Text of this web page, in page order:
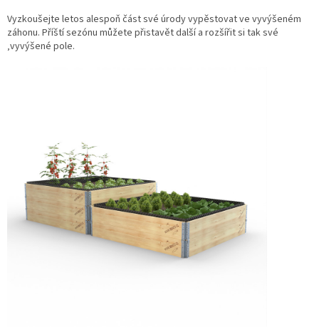
Vyzkoušejte letos alespoň část své úrody vypěstovat ve vyvýšeném
záhonu. Příští sezónu můžete přistavět další a rozšířit si tak své
‚vyvýšené pole.